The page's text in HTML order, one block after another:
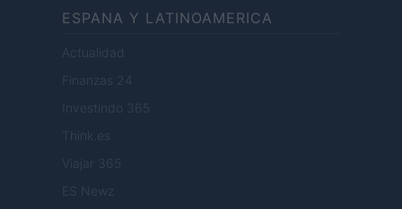
ESPANA Y LATINOAMERICA
Actualidad
Finanzas 24
Investindo 365
Think.es
Viajar 365
ES Newz